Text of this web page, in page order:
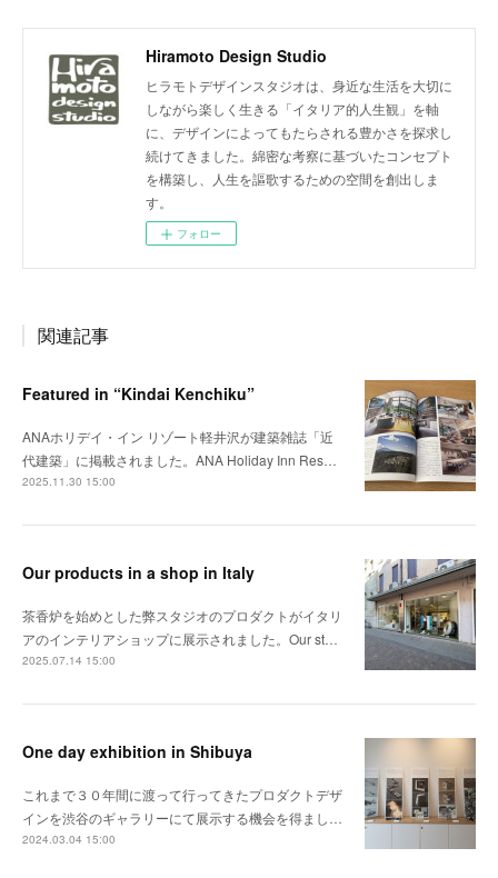
Hiramoto Design Studio
ヒラモトデザインスタジオは、身近な生活を大切に
しながら楽しく生きる「イタリア的人生観」を軸
に、デザインによってもたらされる豊かさを探求し
続けてきました。綿密な考察に基づいたコンセプト
を構築し、人生を謳歌するための空間を創出しま
す。
フォロー
関連記事
Featured in “Kindai Kenchiku”
ANAホリデイ・イン リゾート軽井沢が建築雑誌「近
代建築」に掲載されました。ANA Holiday Inn Res…
2025.11.30 15:00
Our products in a shop in Italy
茶香炉を始めとした弊スタジオのプロダクトがイタリ
アのインテリアショップに展示されました。Our st…
2025.07.14 15:00
One day exhibition in Shibuya
これまで３０年間に渡って行ってきたプロダクトデザ
インを渋谷のギャラリーにて展示する機会を得まし…
2024.03.04 15:00